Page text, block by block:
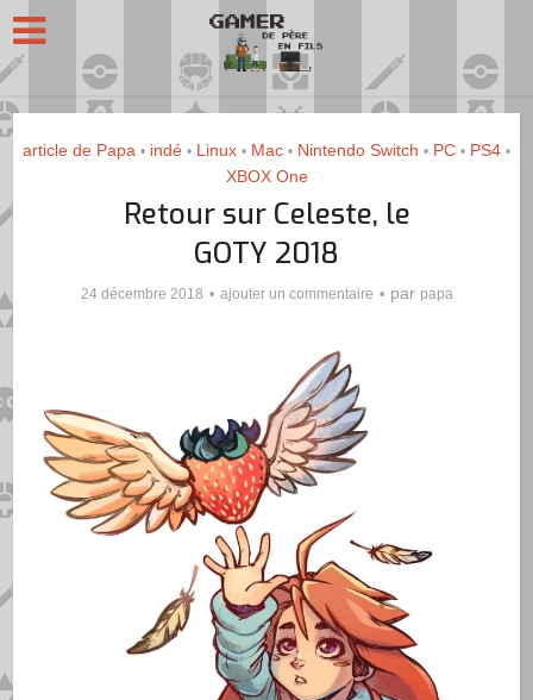
article de Papa • indé • Linux • Mac • Nintendo Switch • PC • PS4 •
XBOX One
Retour sur Celeste, le
GOTY 2018
24 décembre 2018 ajouter un commentaire par papa